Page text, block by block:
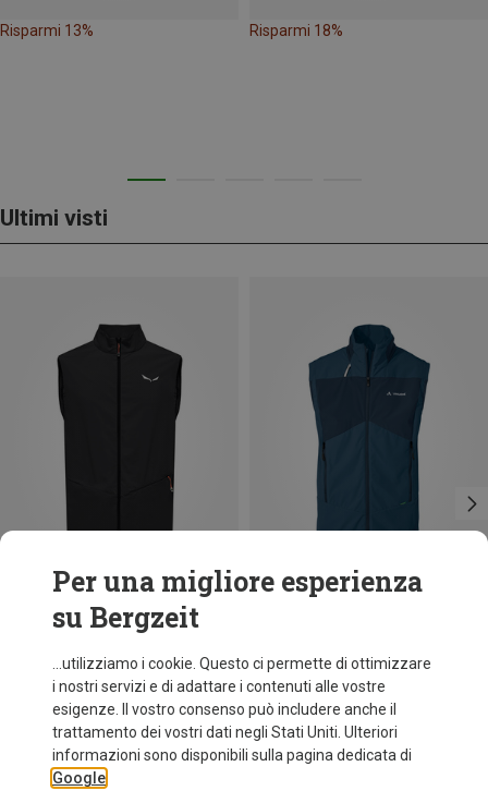
Risparmi 13% Risparmi 18%
Ultimi visti
Risparmi 43%
Per una migliore esperienza
su Bergzeit
...utilizziamo i cookie. Questo ci permette di ottimizzare
i nostri servizi e di adattare i contenuti alle vostre
esigenze. Il vostro consenso può includere anche il
trattamento dei vostri dati negli Stati Uniti. Ulteriori
informazioni sono disponibili sulla pagina dedicata di
Google